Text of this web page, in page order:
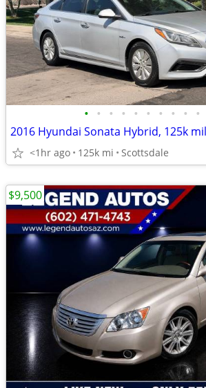
• • • • • • • • • •
<1hr ago 125k mi Scottsdale
$9,500